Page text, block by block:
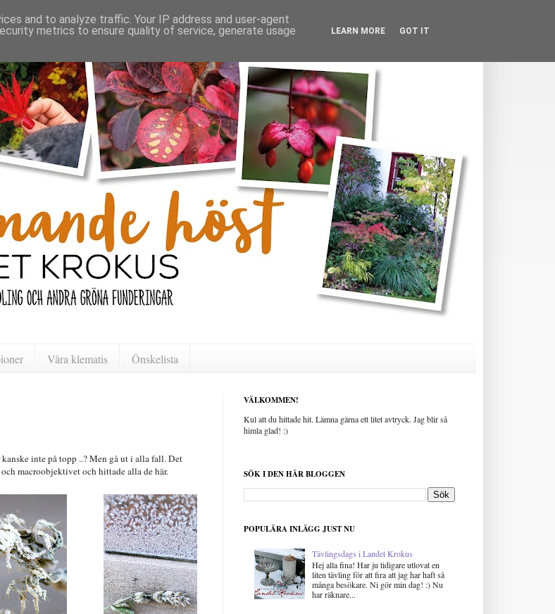
Våra klematis Önskelista
inte på topp ..? Men gå ut i alla fall. Det
macroobjektivet och hittade alla de här.
VÄLKOMMEN!
Kul att du hittade hit. Lämna gärna ett litet avtryck. Jag blir så
himla glad! :)
SÖK I DEN HÄR BLOGGEN
POPULÄRA INLÄGG JUST NU
Tävlingsdags i Landet Krokus
Hej alla fina! Har ju tidigare utlovat en
liten tävling för att fira att jag har haft så
många besökare. Ni gör min dag! :) Nu
har räknare...
and to analyze traffic. Your IP address and user-agent
metrics to ensure quality of service, generate usage
LEARN MORE GOT IT